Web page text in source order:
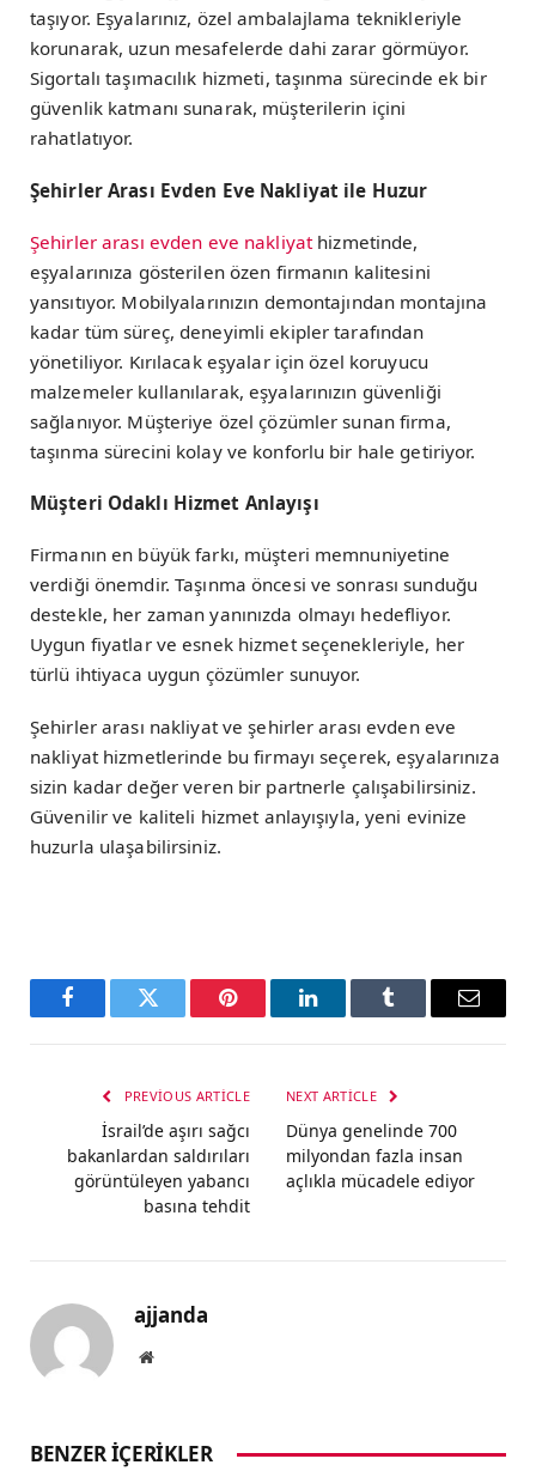
taşıyor. Eşyalarınız, özel ambalajlama teknikleriyle
korunarak, uzun mesafelerde dahi zarar görmüyor.
Sigortalı taşımacılık hizmeti, taşınma sürecinde ek bir
güvenlik katmanı sunarak, müşterilerin içini
rahatlatıyor.
Şehirler Arası Evden Eve Nakliyat ile Huzur
Şehirler arası evden eve nakliyathizmetinde,
eşyalarınıza gösterilen özen firmanın kalitesini
yansıtıyor. Mobilyalarınızın demontajından montajına
kadar tüm süreç, deneyimli ekipler tarafından
yönetiliyor. Kırılacak eşyalar için özel koruyucu
malzemeler kullanılarak, eşyalarınızın güvenliği
sağlanıyor. Müşteriye özel çözümler sunan firma,
taşınma sürecini kolay ve konforlu bir hale getiriyor.
Müşteri Odaklı Hizmet Anlayışı
Firmanın en büyük farkı, müşteri memnuniyetine
verdiği önemdir. Taşınma öncesi ve sonrası sunduğu
destekle, her zaman yanınızda olmayı hedefliyor.
Uygun fiyatlar ve esnek hizmet seçenekleriyle, her
türlü ihtiyaca uygun çözümler sunuyor.
Şehirler arası nakliyat ve şehirler arası evden eve
nakliyat hizmetlerinde bu firmayı seçerek, eşyalarınıza
sizin kadar değer veren bir partnerle çalışabilirsiniz.
Güvenilir ve kaliteli hizmet anlayışıyla, yeni evinize
huzurla ulaşabilirsiniz.
FacebookTwitter Pinterest LinkedInTumblr Email
PREVIOUS ARTICLE
İsrail’de aşırı sağcı
bakanlardan saldırıları
görüntüleyen yabancı
basına tehdit
NEXT ARTICLE
Dünya genelinde 700
milyondan fazla insan
açlıkla mücadele ediyor
ajjanda
Website
BENZER İÇERIKLER